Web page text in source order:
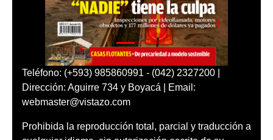
Teléfono: (+593) 985860991 - (042) 2327200 |
Dirección: Aguirre 734 y Boyacá | Email:
webmaster@vistazo.com
Prohibida la reproducción total, parcial y traducción a